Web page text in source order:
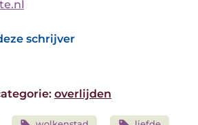
schrijver
overlijden